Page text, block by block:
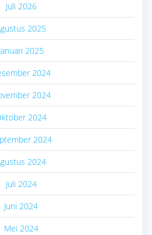
Juli 2026
2025
Januari 2025
2024
2024
2024
2024
2024
Juli 2024
Juni 2024
Mei 2024